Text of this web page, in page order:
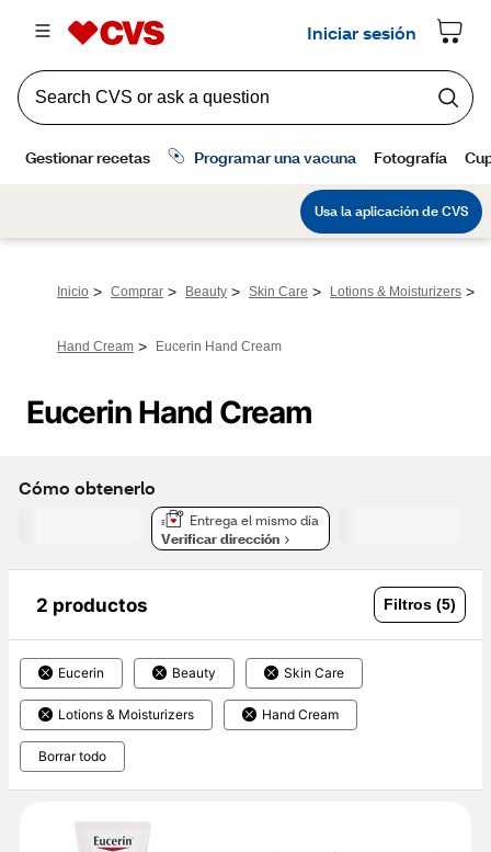
Inicio > Comprar > Beauty > Skin Care > Lotions & Moisturizers >
Hand Cream > Eucerin Hand Cream
Eucerin Hand Cream
Cómo obtenerlo
Entrega el mismo día
Verificar dirección
2 productos Filtros (5)
Eucerin Beauty Skin Care
Lotions & Moisturizers Hand Cream
Borrar todo